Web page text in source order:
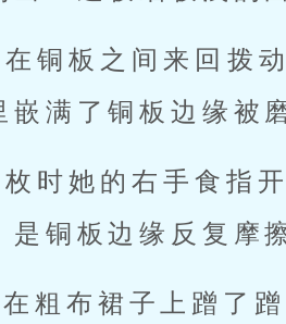
铜板之间来回拨
嵌满了铜板边缘被
时她的右手食指
铜板边缘反复摩
粗布裙子上蹭了